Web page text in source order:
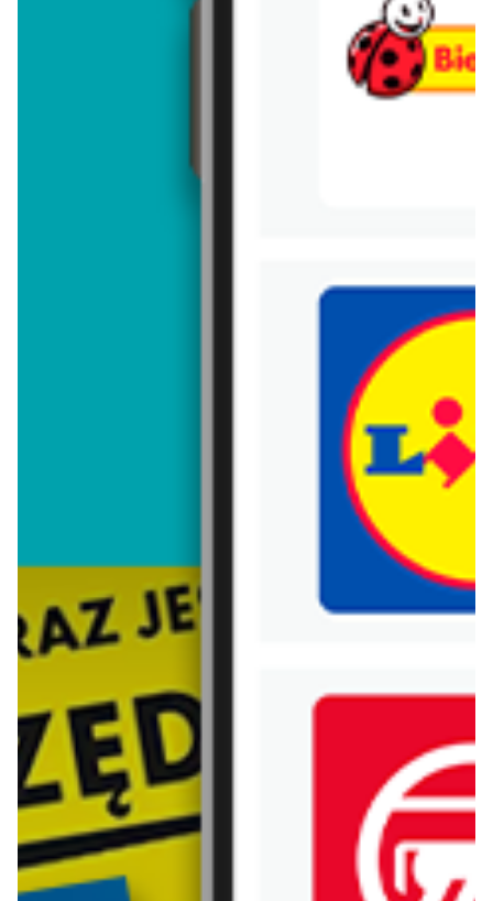
Trafiłeś na nieaktualną gazetkę
Zobacz aktualne gazetki Blix!
od dziś
Netto
od dziś
Oferta od czwartku